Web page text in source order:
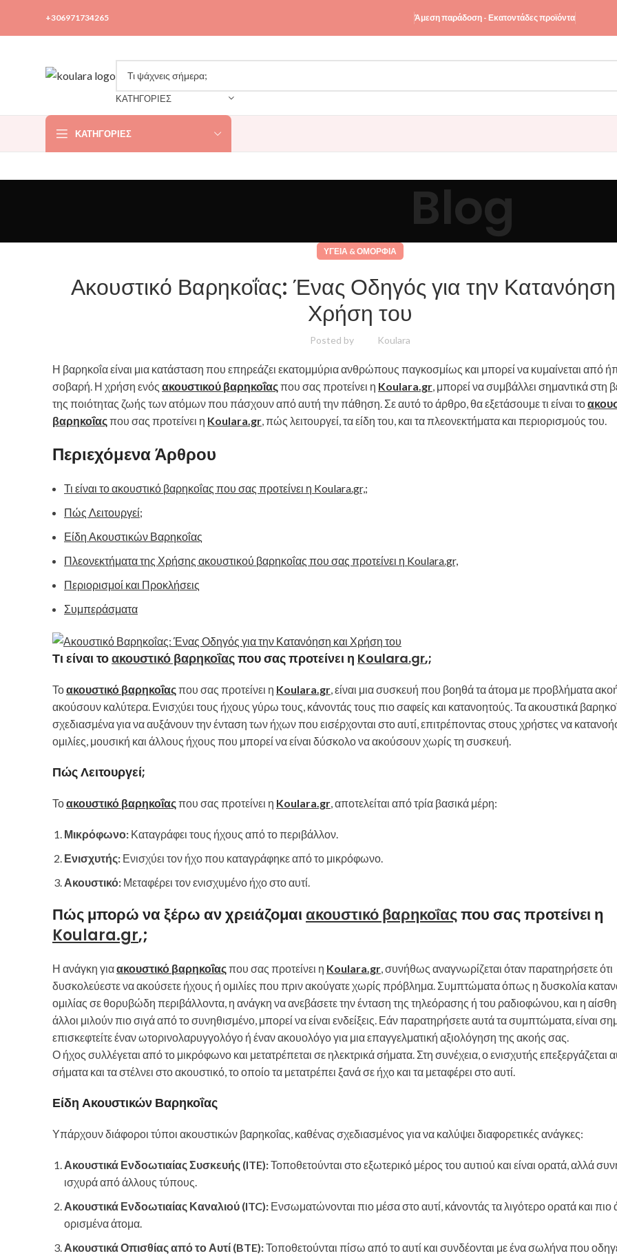
+306971734265 Άμεση παράδοση - Εκατοντάδες προϊόντα
ΚΑΤΗΓΟΡΙΕΣ
ΚΑΤΗΓΟΡΊΕΣ
Blog
ΥΓΕΊΑ & ΟΜΟΡΦΙΆ
Ακουστικό Βαρηκοΐας: Ένας Οδηγός για την Κατανόηση
Χρήση του
Posted by Koulara
Η βαρηκοΐα είναι μια κατάσταση που επηρεάζει εκατομμύρια ανθρώπους παγκοσμίως και μπορεί να κυμαίνεται από
σοβαρή. Η χρήση ενός ακουστικού βαρηκοΐαςπου σας προτείνει η Koulara.gr, μπορεί να συμβάλλει σημαντικά στη
της ποιότητας ζωής των ατόμων που πάσχουν από αυτή την πάθηση. Σε αυτό το άρθρο, θα εξετάσουμε τι είναι το
βαρηκοΐαςπου σας προτείνει η Koulara.gr, πώς λειτουργεί, τα είδη του, και τα πλεονεκτήματα και περιορισμούς του.
Περιεχόμενα Άρθρου
Τι είναι το ακουστικό βαρηκοΐας που σας προτείνει η Koulara.gr,;
Πώς Λειτουργεί;
Είδη Ακουστικών Βαρηκοΐας
Πλεονεκτήματα της Χρήσης ακουστικού βαρηκοΐας που σας προτείνει η Koulara.gr,
Περιορισμοί και Προκλήσεις
Συμπεράσματα
Τι είναι τοακουστικό βαρηκοΐαςπου σας προτείνει η Koulara.gr,;
Τοακουστικό βαρηκοΐαςπου σας προτείνει η Koulara.gr, είναι μια συσκευή που βοηθά τα άτομα με προβλήματα
ακούσουν καλύτερα. Ενισχύει τους ήχους γύρω τους, κάνοντάς τους πιο σαφείς και κατανοητούς. Τα ακουστικά
σχεδιασμένα για να αυξάνουν την ένταση των ήχων που εισέρχονται στο αυτί, επιτρέποντας στους χρήστες να
ομιλίες, μουσική και άλλους ήχους που μπορεί να είναι δύσκολο να ακούσουν χωρίς τη συσκευή.
Πώς Λειτουργεί;
Τοακουστικό βαρηκοΐαςπου σας προτείνει η Koulara.gr, αποτελείται από τρία βασικά μέρη:
Μικρόφωνο: Καταγράφει τους ήχους από το περιβάλλον.
Ενισχυτής: Ενισχύει τον ήχο που καταγράφηκε από το μικρόφωνο.
Ακουστικό: Μεταφέρει τον ενισχυμένο ήχο στο αυτί.
Πώς μπορώ να ξέρω αν χρειάζομαιακουστικό βαρηκοΐαςπου σας προτείνει η
Koulara.gr,;
Η ανάγκη γιαακουστικό βαρηκοΐαςπου σας προτείνει η Koulara.gr, συνήθως αναγνωρίζεται όταν παρατηρήσετε ότι
δυσκολεύεστε να ακούσετε ήχους ή ομιλίες που πριν ακούγατε χωρίς πρόβλημα. Συμπτώματα όπως η δυσκολία
ομιλίας σε θορυβώδη περιβάλλοντα, η ανάγκη να ανεβάσετε την ένταση της τηλεόρασης ή του ραδιοφώνου, και η
άλλοι μιλούν πιο σιγά από το συνηθισμένο, μπορεί να είναι ενδείξεις. Εάν παρατηρήσετε αυτά τα συμπτώματα, είναι
επισκεφτείτε έναν ωτορινολαρυγγολόγο ή έναν ακουολόγο για μια επαγγελματική αξιολόγηση της ακοής σας.
Ο ήχος συλλέγεται από το μικρόφωνο και μετατρέπεται σε ηλεκτρικά σήματα. Στη συνέχεια, ο ενισχυτής επεξεργάζεται
σήματα και τα στέλνει στο ακουστικό, το οποίο τα μετατρέπει ξανά σε ήχο και τα μεταφέρει στο αυτί.
Είδη Ακουστικών Βαρηκοΐας
Υπάρχουν διάφοροι τύποι ακουστικών βαρηκοΐας, καθένας σχεδιασμένος για να καλύψει διαφορετικές ανάγκες:
Ακουστικά Ενδοωτιαίας Συσκευής (ITE):Τοποθετούνται στο εξωτερικό μέρος του αυτιού και είναι ορατά, αλλά
ισχυρά από άλλους τύπους.
Ακουστικά Ενδοωτιαίας Καναλιού (ITC): Ενσωματώνονται πιο μέσα στο αυτί, κάνοντάς τα λιγότερο ορατά και πιο
ορισμένα άτομα.
Ακουστικά Οπισθίας από το Αυτί (BTE):Τοποθετούνται πίσω από το αυτί και συνδέονται με ένα σωλήνα που